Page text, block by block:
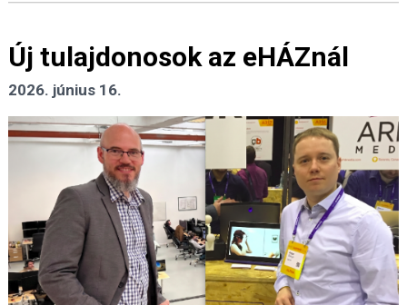
Új tulajdonosok az eHÁZnál
2026. június 16.